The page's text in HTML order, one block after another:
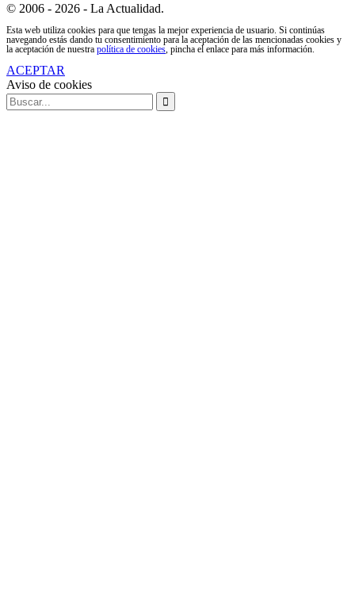
© 2006 - 2026 - La Actualidad.
Esta web utiliza cookies para que tengas la mejor experiencia de usuario. Si continúas
navegando estás dando tu consentimiento para la aceptación de las mencionadas cookies y
la aceptación de nuestra política de cookies, pincha el enlace para más información.
ACEPTAR
Aviso de cookies